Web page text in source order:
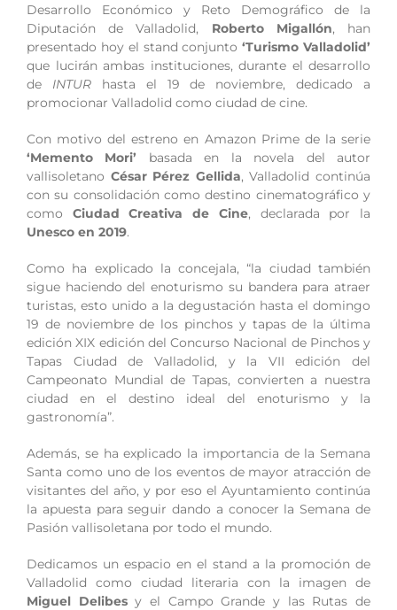
Desarrollo Económico y Reto Demográfico de la
Diputación de Valladolid, Roberto Migallón, han
presentado hoy el stand conjunto‘Turismo Valladolid’
que lucirán ambas instituciones, durante el desarrollo
de INTURhasta el 19 de noviembre, dedicado a
promocionar Valladolid como ciudad de cine.
Con motivo del estreno en Amazon Prime de la serie
‘Memento Mori’ basada en la novela del autor
vallisoletano César Pérez Gellida, Valladolid continúa
con su consolidación como destino cinematográfico y
como Ciudad Creativa de Cine, declarada por la
Unesco en 2019.
Como ha explicado la concejala, “la ciudad también
sigue haciendo del enoturismo su bandera para atraer
turistas, esto unido a la degustación hasta el domingo
19 de noviembre de los pinchos y tapas de la última
edición XIX edición del Concurso Nacional de Pinchos y
Tapas Ciudad de Valladolid, y la VII edición del
Campeonato Mundial de Tapas, convierten a nuestra
ciudad en el destino ideal del enoturismo y la
gastronomía”.
Además, se ha explicado la importancia de la Semana
Santa como uno de los eventos de mayor atracción de
visitantes del año, y por eso el Ayuntamiento continúa
la apuesta para seguir dando a conocer la Semana de
Pasión vallisoletana por todo el mundo.
Dedicamos un espacio en el stand a la promoción de
Valladolid como ciudad literaria con la imagen de
Miguel Delibesy el Campo Grande y las Rutas de